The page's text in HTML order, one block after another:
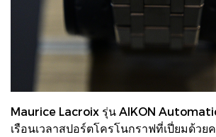
Maurice Lacroix รุ่น AIKON
เรือนเวลาสปอร์ตโครโนกราฟที่เปี่ยมด้ว